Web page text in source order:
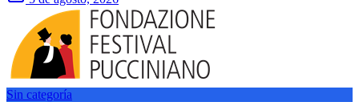
Sin categoría